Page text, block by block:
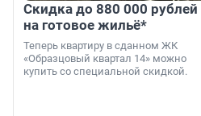
Скидка до 880 000 рублей
на готовое жильё*
Теперь квартиру в сданном ЖК
«Образцовый квартал 14» можно
купить со специальной скидкой.